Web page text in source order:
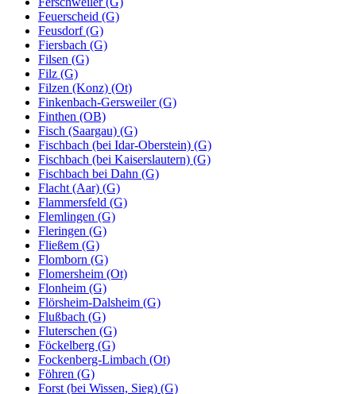
Feuerscheid (G)
Feusdorf (G)
Fiersbach (G)
Filsen (G)
Filz (G)
Filzen (Konz) (Ot)
Finkenbach-Gersweiler (G)
Finthen (OB)
Fisch (Saargau) (G)
Fischbach (bei Idar-Oberstein) (G)
Fischbach (bei Kaiserslautern) (G)
Fischbach bei Dahn (G)
Flacht (Aar) (G)
Flammersfeld (G)
Flemlingen (G)
Fleringen (G)
Fließem (G)
Flomborn (G)
Flomersheim (Ot)
Flonheim (G)
Flörsheim-Dalsheim (G)
Flußbach (G)
Fluterschen (G)
Föckelberg (G)
Fockenberg-Limbach (Ot)
Föhren (G)
Forst (bei Wissen, Sieg) (G)